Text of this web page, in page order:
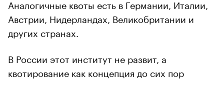
Аналогичные квоты есть в Германии, Италии,
Австрии, Нидерландах, Великобритании и
других странах.
В России этот институт не развит, а
квотирование как концепция до сих пор